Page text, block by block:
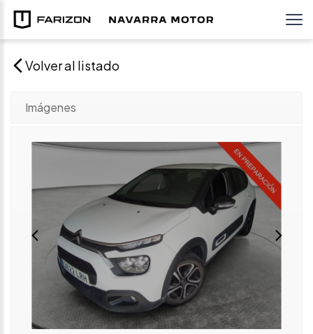
Volver al listado
Imágenes